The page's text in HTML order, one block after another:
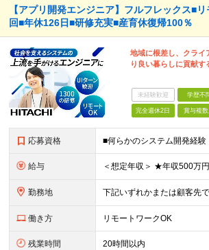
【アプリ開発エンジニア】フルフレックス■
回■年休126日■研修充実■産育休復帰100％
地域に根差し、クライ
り良い暮らしに貢献す
未経験歓迎 学歴不
完全週休2日 賞与複数
応募資格
給与
勤務地
働き方 リモートワークOK
残業時間 20時間以内